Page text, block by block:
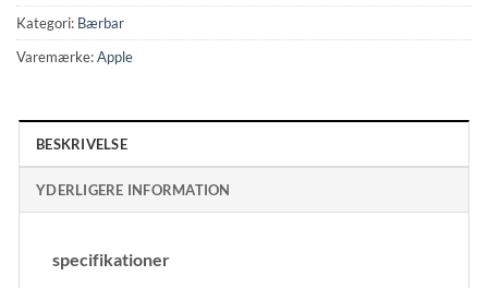
Kategori: Bærbar
Varemærke:Apple
BESKRIVELSE
YDERLIGERE INFORMATION
specifikationer